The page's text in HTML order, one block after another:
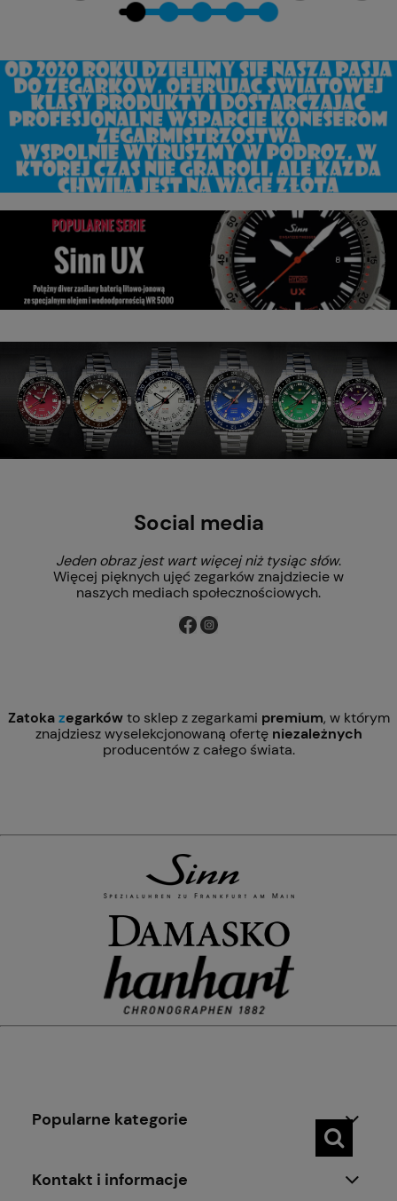
Social media
Jeden obraz jest wart więcej niż tysiąc słów.
Więcej pięknych ujęć zegarków znajdziecie w
naszych mediach społecznościowych.
Zatokazegarkówto sklep z zegarkami premium, w którym
znajdziesz wyselekcjonowaną ofertę niezależnych
producentów z całego świata.
Popularne kategorie
Kontakt i informacje